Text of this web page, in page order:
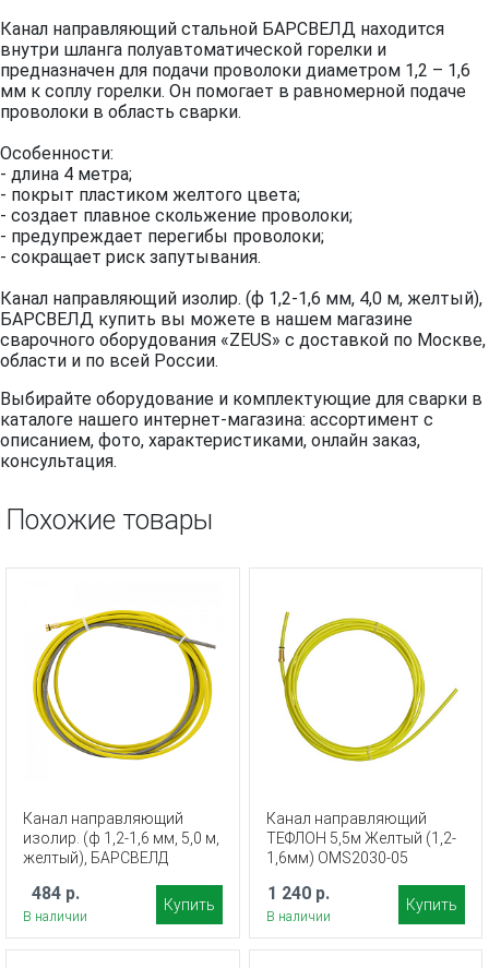
Канал направляющий стальной БАРСВЕЛД находится
внутри шланга полуавтоматической горелки и
предназначен для подачи проволоки диаметром 1,2 – 1,6
мм к соплу горелки. Он помогает в равномерной подаче
проволоки в область сварки.
Особенности:
- длина 4 метра;
- покрыт пластиком желтого цвета;
- создает плавное скольжение проволоки;
- предупреждает перегибы проволоки;
- сокращает риск запутывания.
Канал направляющий изолир. (ф 1,2-1,6 мм, 4,0 м, желтый),
БАРСВЕЛД купить вы можете в нашем магазине
сварочного оборудования «ZEUS» с доставкой по Москве,
области и по всей России.
Выбирайте оборудование и комплектующие для сварки в
каталоге нашего интернет-магазина: ассортимент с
описанием, фото, характеристиками, онлайн заказ,
консультация.
Похожие товары
Канал направляющий
изолир. (ф 1,2-1,6 мм, 5,0 м,
желтый), БАРСВЕЛД
484 р.
В наличии
Купить
Канал направляющий
ТЕФЛОН 5,5м Желтый (1,2-
1,6мм) OMS2030-05
1 240 р.
В наличии
Купить